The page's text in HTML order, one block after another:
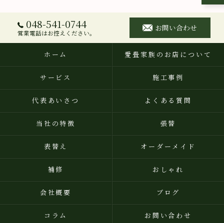
048-541-0744
営業電話はお控えください。
お問い合わせ
ホーム 愛畳家族のお店について
サービス 施工事例
代表あいさつ よくある質問
当社の特徴 張替
表替え オーダーメイド
補修 おしゃれ
会社概要 ブログ
コラム お問い合わせ